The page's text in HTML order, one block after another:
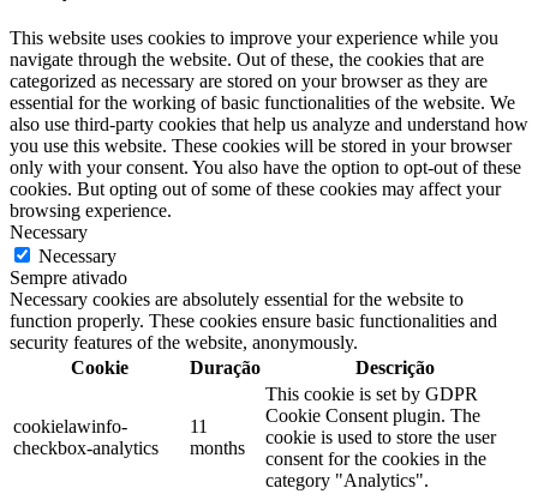
This website uses cookies to improve your experience while you
navigate through the website. Out of these, the cookies that are
categorized as necessary are stored on your browser as they are
essential for the working of basic functionalities of the website. We
also use third-party cookies that help us analyze and understand how
you use this website. These cookies will be stored in your browser
only with your consent. You also have the option to opt-out of these
cookies. But opting out of some of these cookies may affect your
browsing experience.
Necessary
Necessary
Sempre ativado
Necessary cookies are absolutely essential for the website to
function properly. These cookies ensure basic functionalities and
security features of the website, anonymously.
Cookie
Duração Descrição
cookielawinfo-
checkbox-analytics
11
months
This cookie is set by GDPR
Cookie Consent plugin. The
cookie is used to store the user
consent for the cookies in the
category "Analytics".